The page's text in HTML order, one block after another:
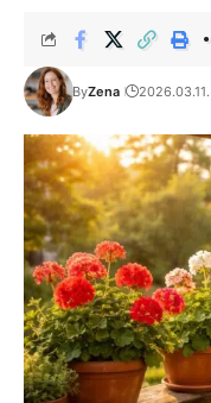
ByZena 2026.03.11.